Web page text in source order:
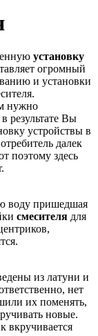
установку
огромный
и установки
нужно
результате Вы
устройствы в
далек
поэтому здесь
воду пришедшая
смесителя для
из латуни и
нет
их поменять,
новые.
вкручивается